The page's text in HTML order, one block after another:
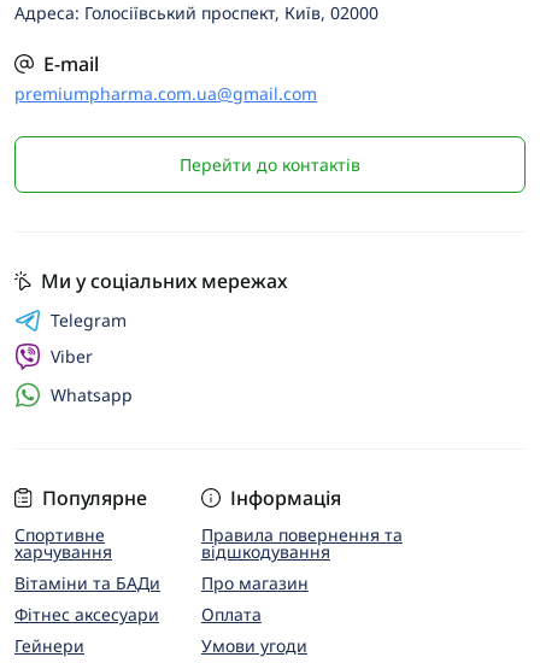
Адреса: Голосіївський проспект, Київ, 02000
E-mail
premiumpharma.com.ua@gmail.com
Перейти до контактів
Популярне
Спортивне
харчування
Вітаміни та БАДи
Фітнес аксесуари
Гейнери
Інформація
Правила повернення та
відшкодування
Про магазин
Оплата
Умови угоди
Ми у соціальних мережах
Telegram
Viber
Whatsapp